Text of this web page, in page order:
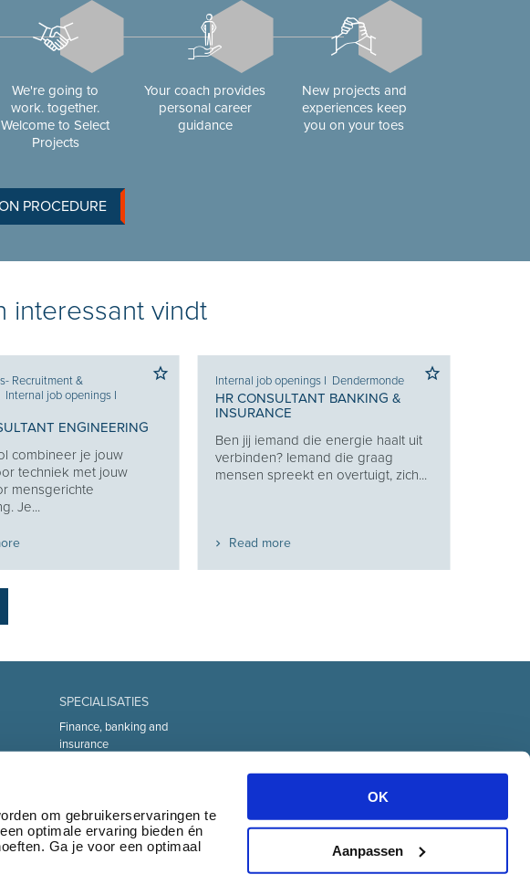
om gebruikerservaringen te
optimale ervaring bieden én
Ga je voor een optimaal
OK
Aanpassen
We're going to
work. together.
Welcome to Select
Projects
Your coach provides
personal career
guidance
New projects and
experiences keep
you on your toes
PROCEDURE
interessant vindt
Recruitment &
Internal job openings I
ENGINEERING
combineer je jouw
techniek met jouw
mensgerichte
Je...
Internal job openings I Dendermonde
HR CONSULTANT BANKING &
INSURANCE
Ben jij iemand die energie haalt uit
verbinden? Iemand die graag
mensen spreekt en overtuigt, zich...
Read more
SPECIALISATIES
Finance, banking and
insurance
Medical
Logistics & transport
Marketing & communication